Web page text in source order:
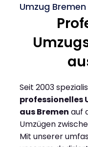
Umzug
Seit 2003
professionelles
aus Bremen auf
Umzügen
Mit unserer